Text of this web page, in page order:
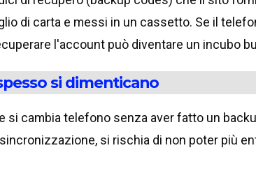
di carta e messi in un cassetto. Se il
l'account può diventare un incubo
si dimenticano
si cambia telefono senza aver fatto un
si rischia di non poter più